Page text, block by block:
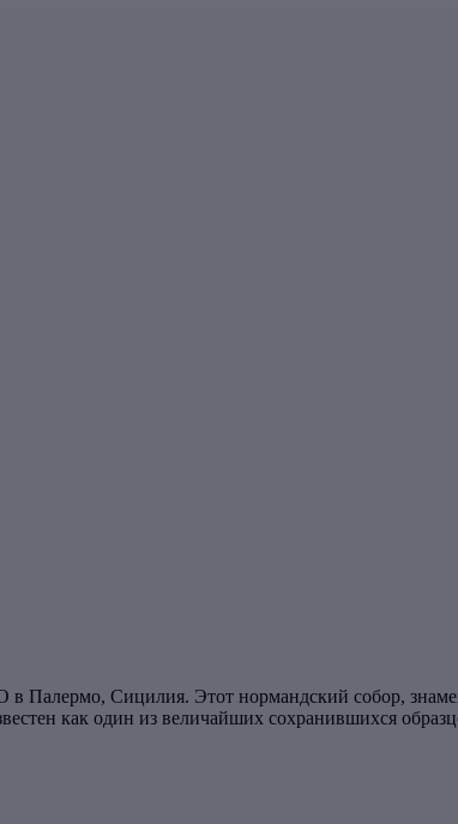
Палермо, Сицилия. Этот нормандский собор,
как один из величайших сохранившихся